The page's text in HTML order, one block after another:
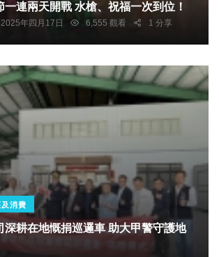
六福村潑水節一連兩天開戰 水槍、祝福一次到位！
2025年四月17日 6,555 觀看 1 分享
消費
地慨捐巡邏車 助大甲警守護地